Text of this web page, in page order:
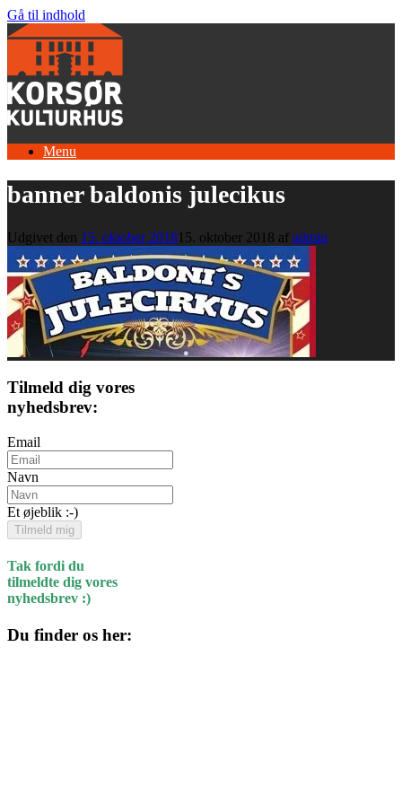
Gå til indhold
Menu
banner baldonis julecikus
Udgivet den 15. oktober 2018 15. oktober 2018 af admin
Tilmeld dig vores
nyhedsbrev:
Email
Navn
Et øjeblik :-)
Tilmeld mig
Tak fordi du
tilmeldte dig vores
nyhedsbrev :)
Du finder os her: